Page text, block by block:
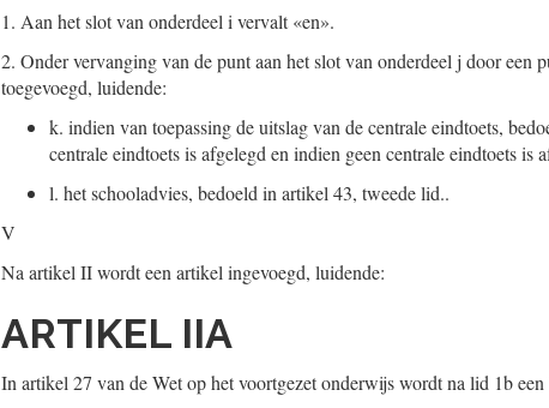
1. Aan het slot van onderdeel i vervalt «en».
2. Onder vervanging van de punt aan het slot van onderdeel j door een
toegevoegd, luidende:
k. indien van toepassing de uitslag van de centrale eindtoets,
centrale eindtoets is afgelegd en indien geen centrale eindtoets is
l. het schooladvies, bedoeld in artikel 43, tweede lid..
V
Na artikel II wordt een artikel ingevoegd, luidende:
ARTIKEL IIA
In artikel 27 van de Wet op het voortgezet onderwijs wordt na lid 1b